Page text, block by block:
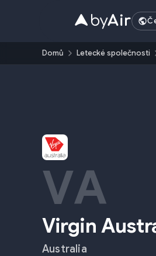
Domů Letecké společnosti
VA
Virgin
Australia